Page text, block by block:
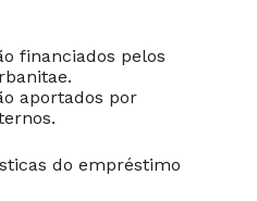
financiados pelos
aportados por
do empréstimo